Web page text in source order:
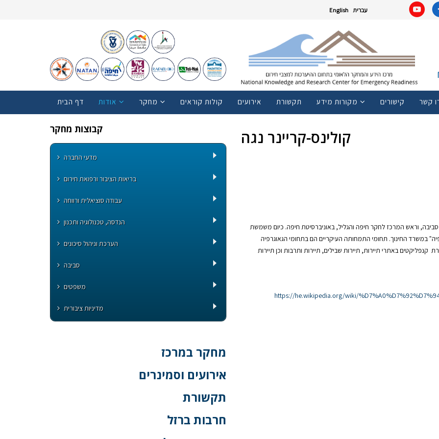
עברית English
דף הבית אודות מחקר קולות קוראים אירועים תקשורת מקורות מידע קישורים קשר
קבוצות מחקר
מדעי החברה
בריאות הציבור ורפואת חירום
עבודה סוציאלית ורווחה
הנדסה, טכנולוגיה ותכנון
הערכת וניהול סיכונים
סביבה
משפטים
מדיניות ציבורית
מחקר במרכז
אירועים וסמינרים
תקשורת
חרבות ברזל
קולינס-קריינר נגה
סביבה, וראש המרכז לחקר חיפה והגליל, באוניברסיטת חיפה. כיום משמשת
במשרד החינוך. תחומי התמחותה העיקריים הם בתחומי הגאוגרפיה
קנפליקטים באתרי תיירות, תיירות שבילים, תיירות ותרבות וכן תיירות
https://he.wikipedia.org/wiki/